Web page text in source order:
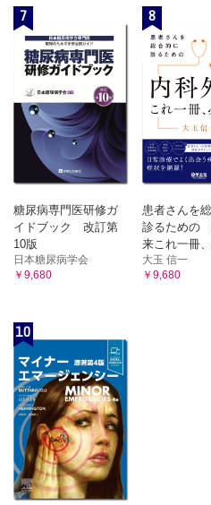
7
糖尿病専門医研修ガ
イドブック 改訂第
10版
日本糖尿病学会
￥9,680
8
患者さんを
診るための
来これ一冊
大玉 信一
￥9,680
10